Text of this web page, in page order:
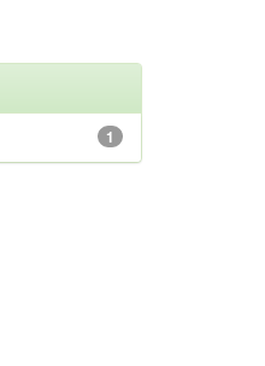
1